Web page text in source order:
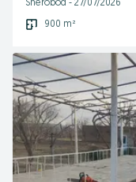
Sherobod - 27/07/2026
900 m²